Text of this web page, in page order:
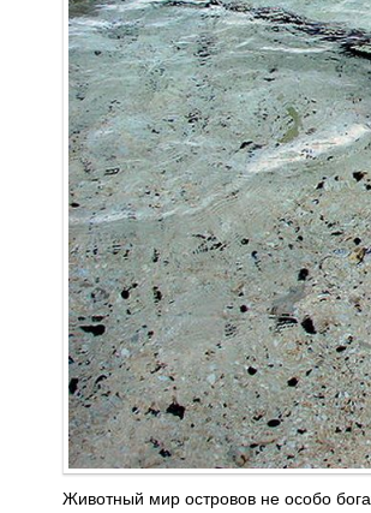
Животный мир островов не особо